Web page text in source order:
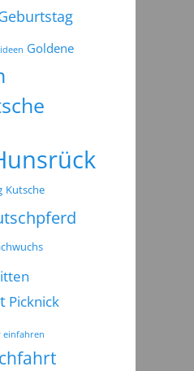
Goldene
Kutsche
Picknick
einfahren